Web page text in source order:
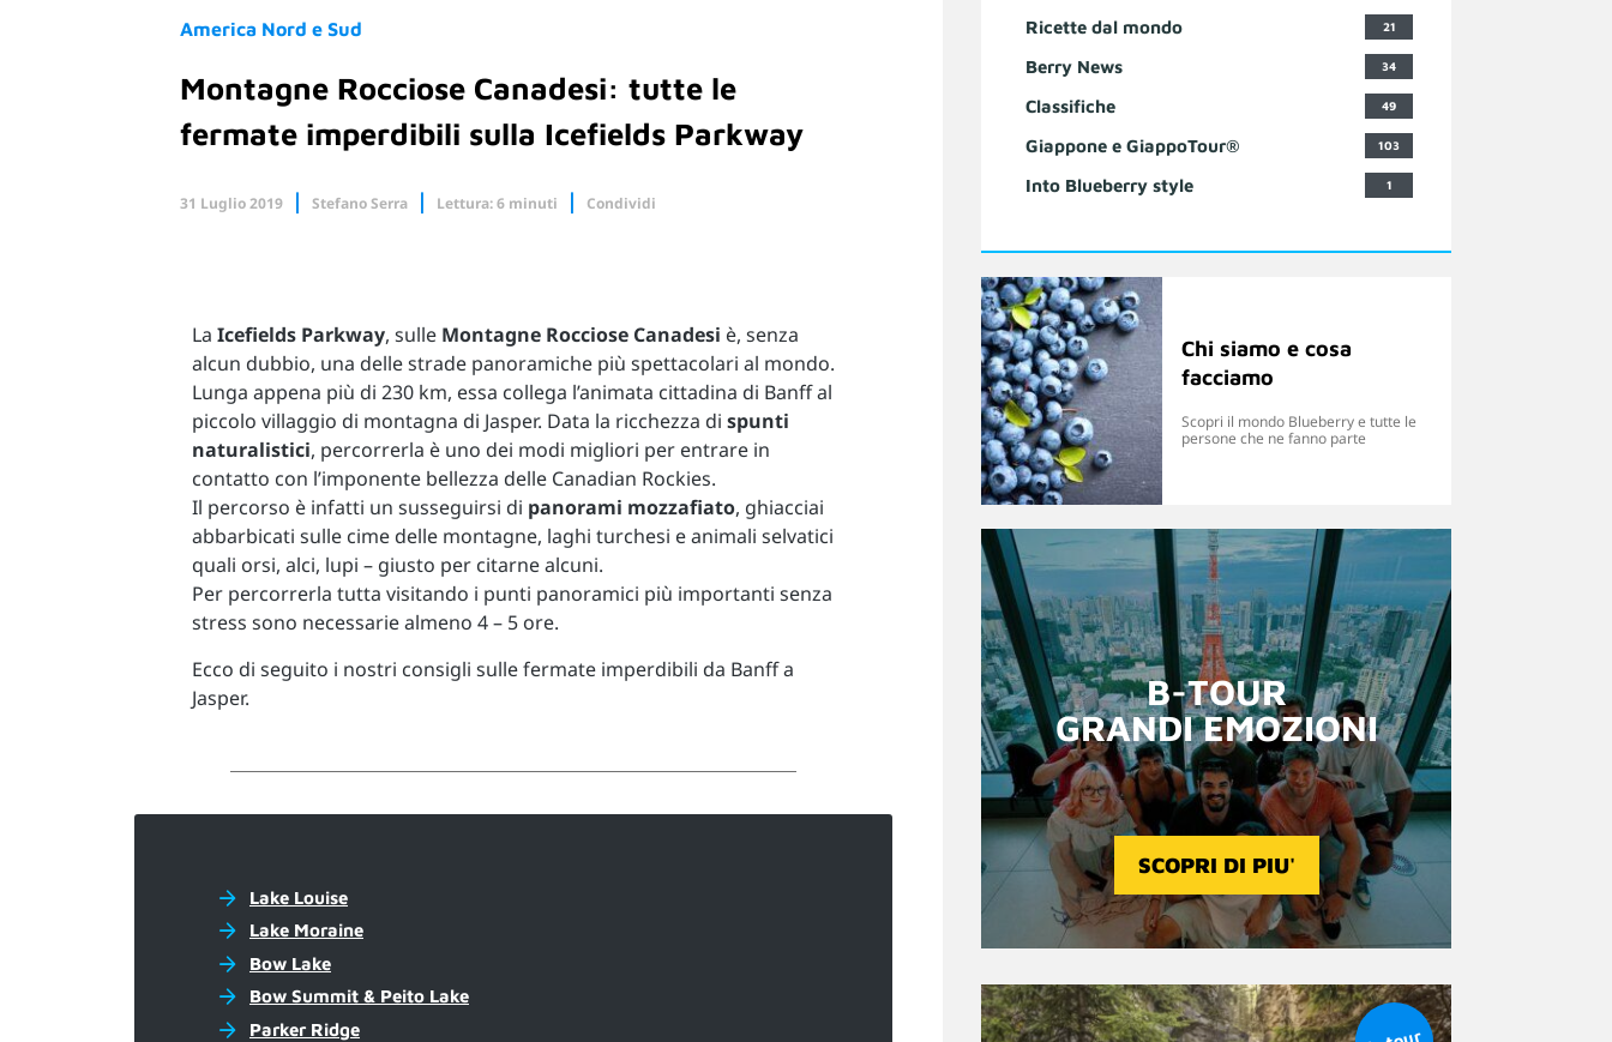
America Nord e Sud
Montagne Rocciose Canadesi: tutte le
fermate imperdibili sulla Icefields Parkway
31 Luglio 2019 Stefano Serra Lettura: 6 minuti Condividi
La Icefields Parkway, sulle Montagne Rocciose Canadesi è, senza
alcun dubbio, una delle strade panoramiche più spettacolari al mondo.
Lunga appena più di 230 km, essa collega l’animata cittadina di Banff al
piccolo villaggio di montagna di Jasper. Data la ricchezza di spunti
naturalistici, percorrerla è uno dei modi migliori per entrare in
contatto con l’imponente bellezza delle Canadian Rockies.
Il percorso è infatti un susseguirsi di panorami mozzafiato, ghiacciai
abbarbicati sulle cime delle montagne, laghi turchesi e animali selvatici
quali orsi, alci, lupi – giusto per citarne alcuni.
Per percorrerla tutta visitando i punti panoramici più importanti senza
stress sono necessarie almeno 4 – 5 ore.
Ecco di seguito i nostri consigli sulle fermate imperdibili da Banff a
Jasper.
Lake Louise
Lake Moraine
Bow Lake
Bow Summit & Peito Lake
Parker Ridge
Ricette dal mondo 21
Berry News 34
Classifiche 49
Giappone e GiappoTour® 103
Into Blueberry style 1
Chi siamo e cosa
facciamo
Scopri il mondo Blueberry e tutte le
persone che ne fanno parte
B-TOUR
GRANDI EMOZIONI
SCOPRI DI PIU'